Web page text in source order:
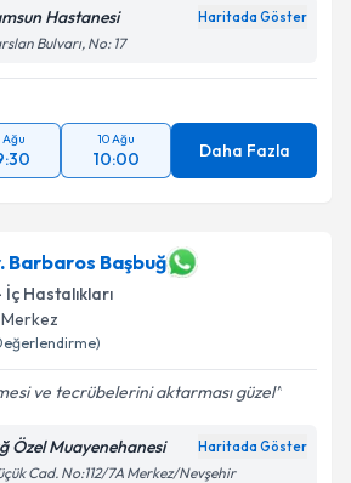
Hastanesi Haritada Göster
Bulvarı, No: 17
Ağu 10 Ağu
10:00 Daha Fazla
Barbaros Başbuğ
Hastalıkları
ve tecrübelerini aktarması güzel
Özel Muayenehanesi Haritada Göster
Cad. No:112/7A Merkez/Nevşehir